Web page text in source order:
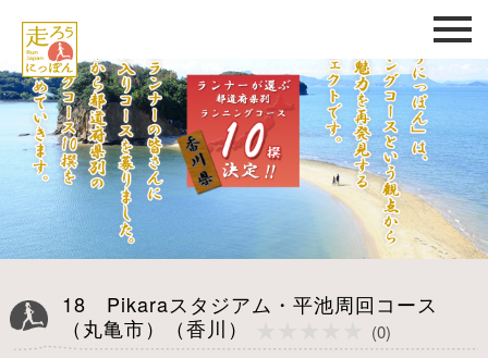
18 Pikaraスタジアム・平池周回コース
（丸亀市）（香川）
(0)